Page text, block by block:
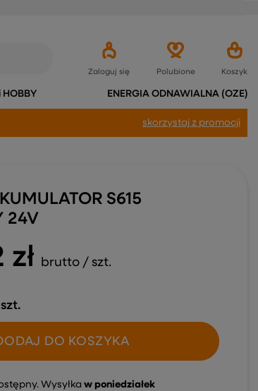
Zaloguj się Polubione Koszyk
HOBBY ENERGIA ODNAWIALNA (OZE)
skorzystaj z promocji
zł brutto / szt.
szt.
DO KOSZYKA
S615
24V
Wysyłkaw poniedziałek